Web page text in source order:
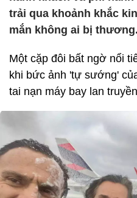
trải qua khoảnh khắc
mắn không ai bị thương.
Một cặp đôi bất ngờ nổi
khi bức ảnh 'tự sướng'
tai nạn máy bay lan